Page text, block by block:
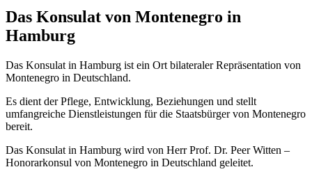
Das Konsulat von Montenegro in
Hamburg
Das Konsulat in Hamburg ist ein Ort bilateraler Repräsentation von
Montenegro in Deutschland.
Es dient der Pflege, Entwicklung, Beziehungen und stellt
umfangreiche Dienstleistungen für die Staatsbürger von Montenegro
bereit.
Das Konsulat in Hamburg wird von Herr Prof. Dr. Peer Witten –
Honorarkonsul von Montenegro in Deutschland geleitet.